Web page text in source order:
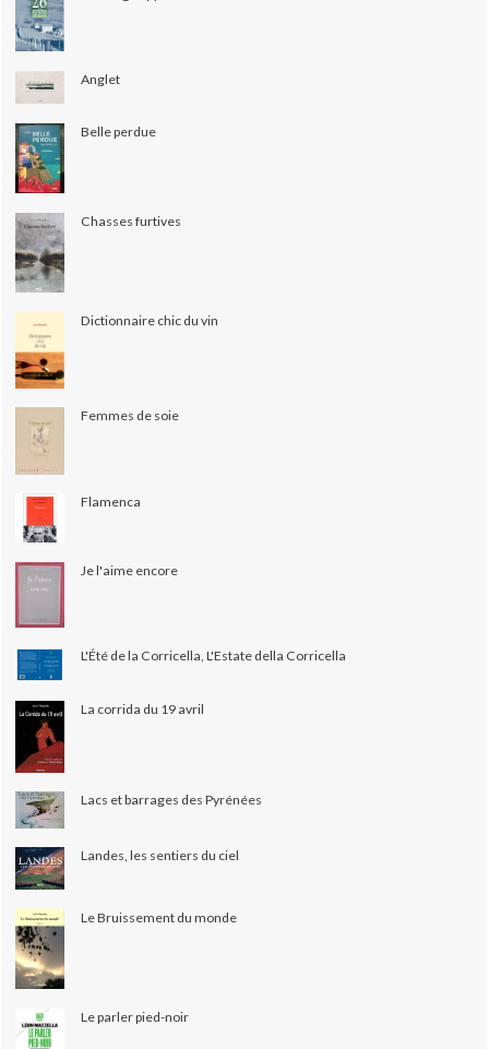
Anglet
Belle perdue
Chasses furtives
Dictionnaire chic du vin
Femmes de soie
Flamenca
Je l'aime encore
L'Été de la Corricella, L'Estate della Corricella
La corrida du 19 avril
Lacs et barrages des Pyrénées
Landes, les sentiers du ciel
Le Bruissement du monde
Le parler pied-noir